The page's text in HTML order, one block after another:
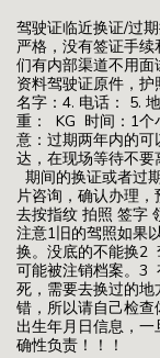
驾驶证临近换证/过
严格，没有签证手
们有内部渠道不用
资料驾驶证原件，
名字：4. 电话： 5.
重： KG 时间：1个
意：过期两年内的
达，在现场等待不
期间的换证或者过
片咨询，确认办理
去按指纹 拍照 签字
注意1旧的驾照如果
换。没底的不能换2
可能被注销档案。3
死，需要去换过的
错，所以请自己检
出生年月日信息，
确性负责！！！